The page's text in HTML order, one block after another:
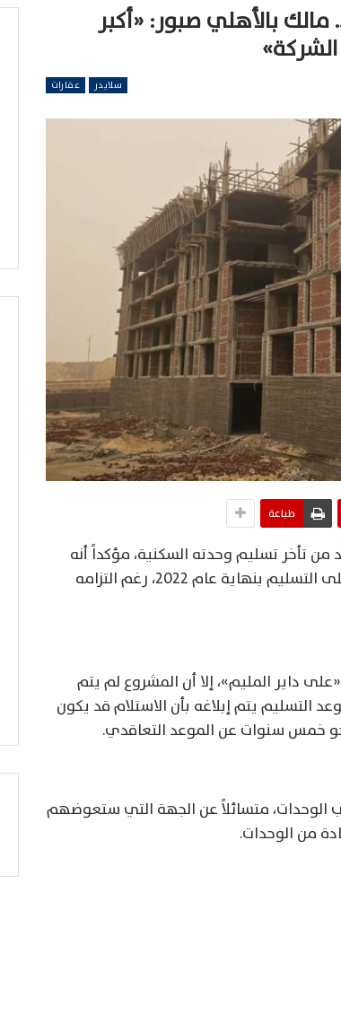
مالك بالأهلي صبور: «أكبر
سلايدر عقارات
طباعة
تأخر تسليم وحدته السكنية، مؤكداً أنه
تعاقد مع الشركة في مارس 2018، بينما ينص العقد على التسليم بنهاية عام 2022، رغم التزامه
داير المليم»، إلا أن المشروع لم يتم
التسليم يتم إبلاغه بأن الاستلام قد يكون
الوحدات، متسائلاً عن الجهة التي ستعوضهم
من الوحدات.